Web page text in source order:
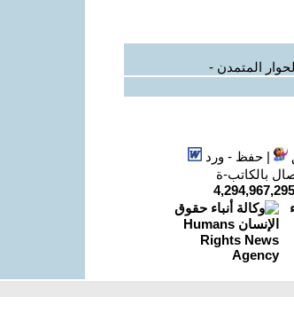
المتمدن -
|حفظ - ورد
بالكاتب-ة
4,294,967,295